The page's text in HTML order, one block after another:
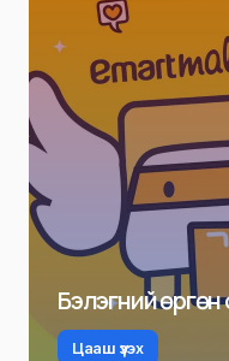
Бэлэгний өргөн
Цааш үзэх